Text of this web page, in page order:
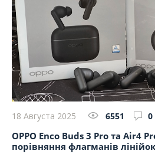
18 Августа 2025 6551 0
OPPO Enco Buds 3 Pro та Air4
порівняння флагманів